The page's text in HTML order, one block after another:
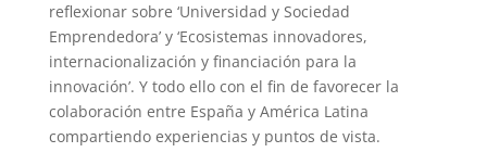
reflexionar sobre ‘Universidad y Sociedad
Emprendedora’ y ‘Ecosistemas innovadores,
internacionalización y financiación para la
innovación’. Y todo ello con el fin de favorecer la
colaboración entre España y América Latina
compartiendo experiencias y puntos de vista.